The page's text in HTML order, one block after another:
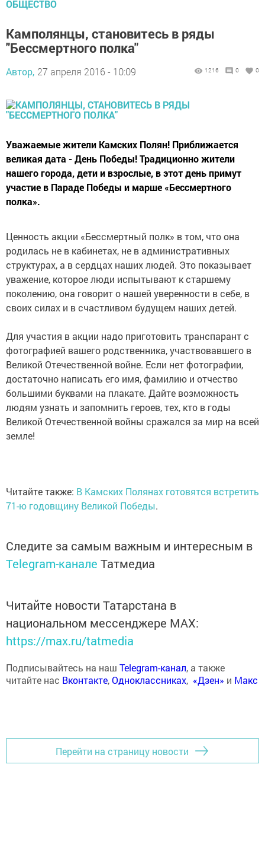
ОБЩЕСТВО
Камполянцы, становитесь в ряды
"Бессмертного полка"
Автор, 27 апреля 2016 - 10:09 1216 0 0
Уважаемые жители Камских Полян! Приближается
великая дата - День Победы! Традиционно жители
нашего города, дети и взрослые, в этот день примут
участие в Параде Победы и марше «Бессмертного
полка».
Ценность акции «Бессмертный полк» в том, что она
родилась не в кабинетах, не в административных
структурах, а в сердцах наших людей. Это показывает
уважение, которое люди испытывают к старшему
поколению, она говорит о нашей уверенности в себе, в
своих силах и в счастливом будущем наших детей.
Для участия в акции надо приготовить транспарант с
фотографией вашего родственника, участвовавшего в
Великой Отечественной войне. Если нет фотографии,
достаточно написать его имя, фамилию и отчество
большими буквами на плакате. Дайте возможность
людям узнать и запомнить героев, тех, кто в годы
Великой Отечественной войны сражался за мир на всей
земле!
Читайте также: В Камских Полянах готовятся встретить
71-ю годовщину Великой Победы.
Следите за самым важным и интересным в
Telegram-канале Татмедиа
Читайте новости Татарстана в
национальном мессенджере MАХ:
https://max.ru/tatmedia
Подписывайтесь на наш Telegram-канал, а также
читайте нас Вконтакте,Одноклассниках, «Дзен» и Макс
Перейти на страницу новости